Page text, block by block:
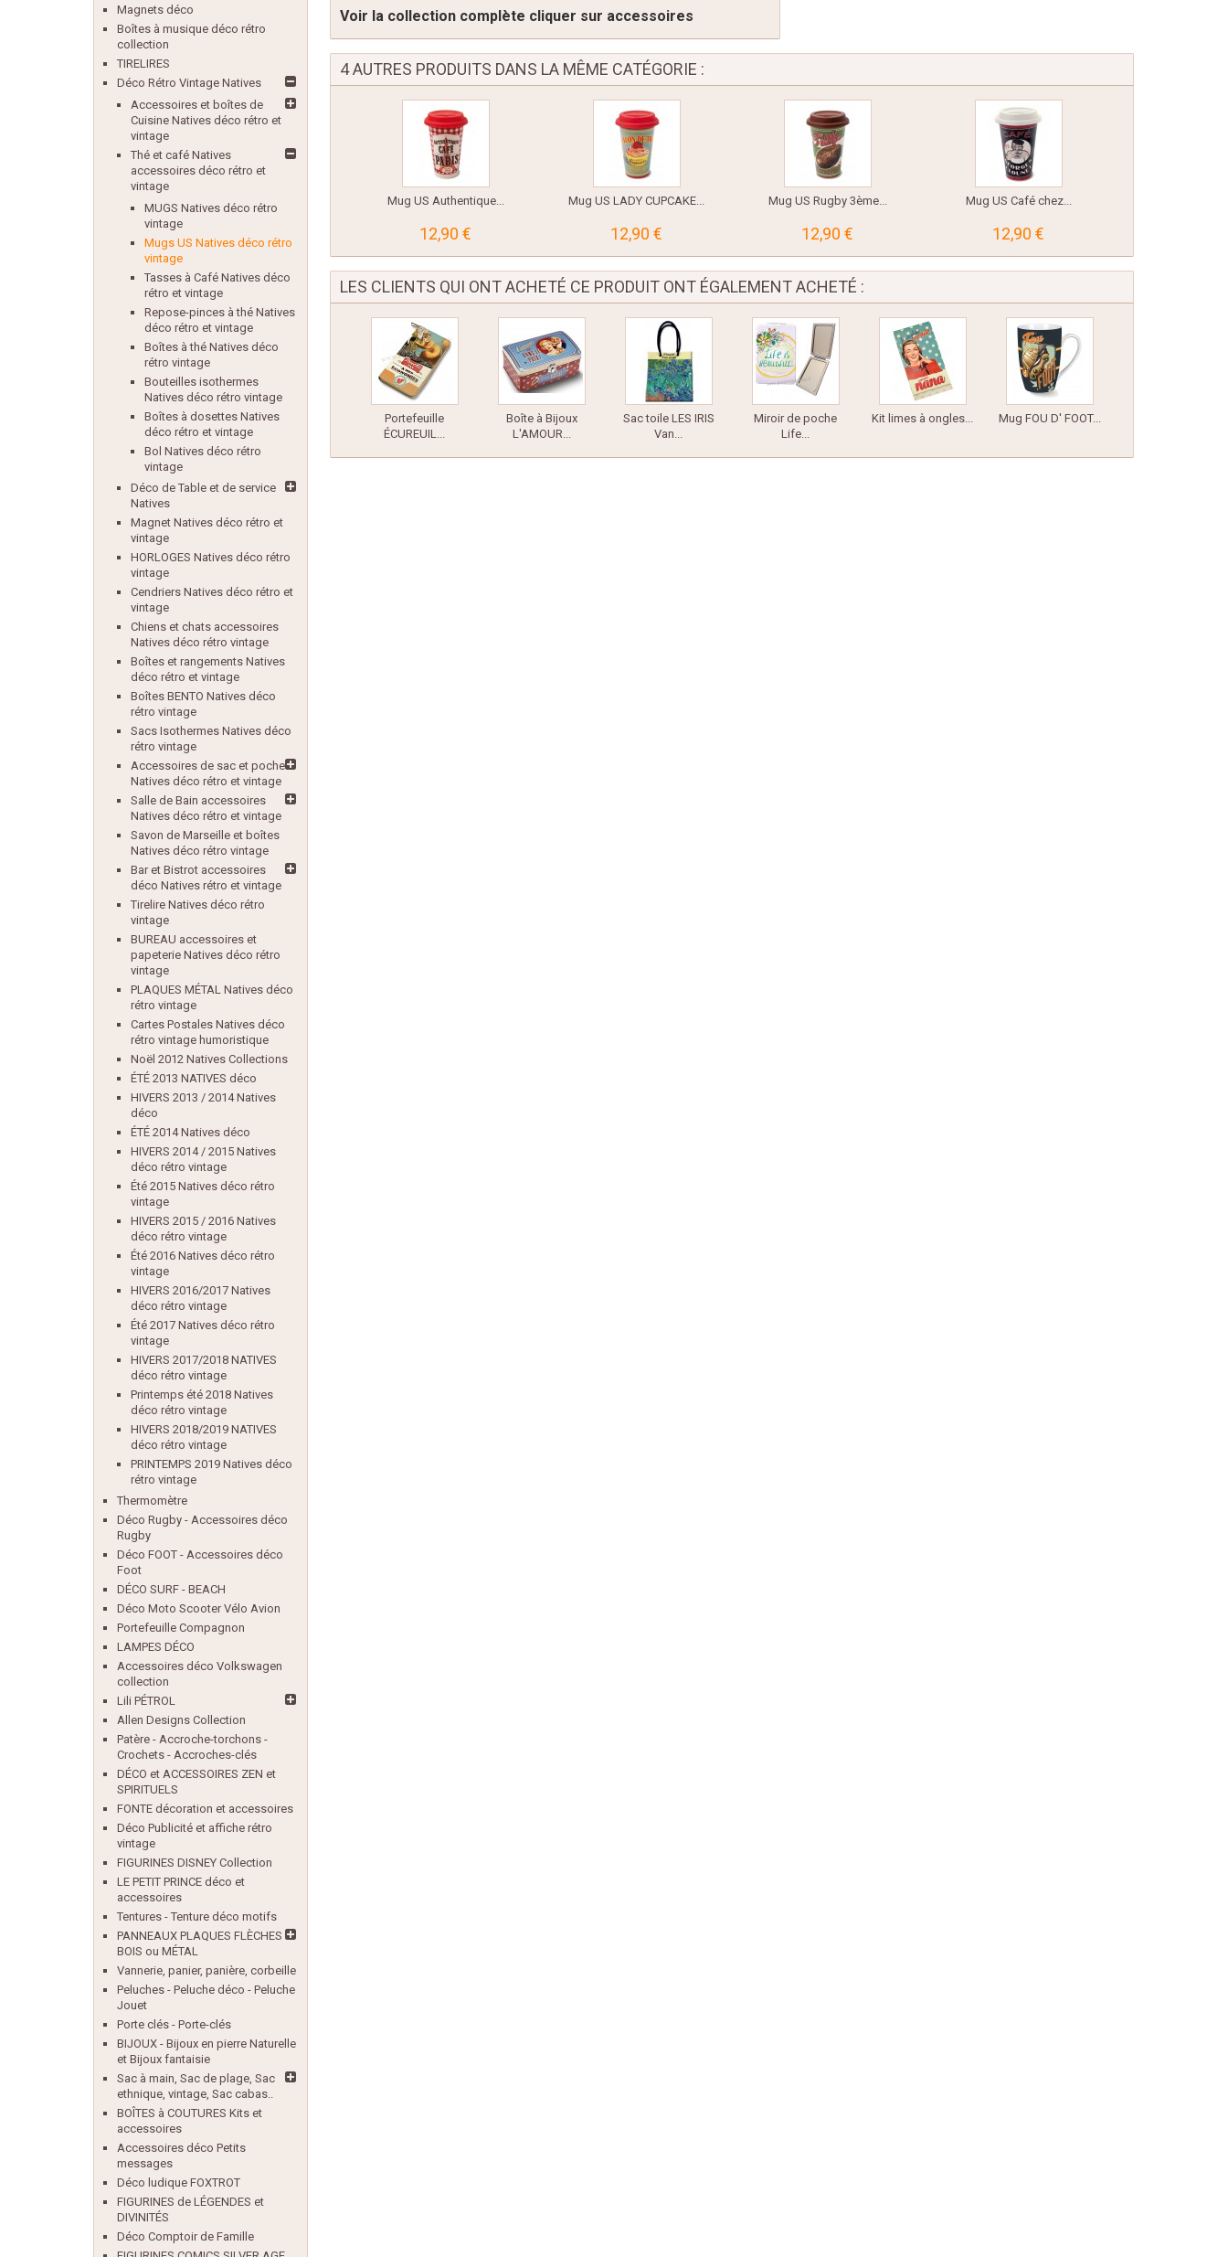
Magnets déco
Boîtes à musique déco rétro
collection
TIRELIRES
Déco Rétro Vintage Natives
Accessoires et boîtes de
Cuisine Natives déco rétro et
vintage
Thé et café Natives
accessoires déco rétro et
vintage
MUGS Natives déco rétro
vintage
Mugs US Natives déco rétro
vintage
Tasses à Café Natives déco
rétro et vintage
Repose-pinces à thé Natives
déco rétro et vintage
Boîtes à thé Natives déco
rétro vintage
Bouteilles isothermes
Natives déco rétro vintage
Boîtes à dosettes Natives
déco rétro et vintage
Bol Natives déco rétro
vintage
Déco de Table et de service
Natives
Magnet Natives déco rétro et
vintage
HORLOGES Natives déco rétro
vintage
Cendriers Natives déco rétro et
vintage
Chiens et chats accessoires
Natives déco rétro vintage
Boîtes et rangements Natives
déco rétro et vintage
Boîtes BENTO Natives déco
rétro vintage
Sacs Isothermes Natives déco
rétro vintage
Accessoires de sac et poche
Natives déco rétro et vintage
Salle de Bain accessoires
Natives déco rétro et vintage
Savon de Marseille et boîtes
Natives déco rétro vintage
Bar et Bistrot accessoires
déco Natives rétro et vintage
Tirelire Natives déco rétro
vintage
BUREAU accessoires et
papeterie Natives déco rétro
vintage
PLAQUES MÉTAL Natives déco
rétro vintage
Cartes Postales Natives déco
rétro vintage humoristique
Noël 2012 Natives Collections
ÉTÉ 2013 NATIVES déco
HIVERS 2013 / 2014 Natives
déco
ÉTÉ 2014 Natives déco
HIVERS 2014 / 2015 Natives
déco rétro vintage
Été 2015 Natives déco rétro
vintage
HIVERS 2015 / 2016 Natives
déco rétro vintage
Été 2016 Natives déco rétro
vintage
HIVERS 2016/2017 Natives
déco rétro vintage
Été 2017 Natives déco rétro
vintage
HIVERS 2017/2018 NATIVES
déco rétro vintage
Printemps été 2018 Natives
déco rétro vintage
HIVERS 2018/2019 NATIVES
déco rétro vintage
PRINTEMPS 2019 Natives déco
rétro vintage
Thermomètre
Déco Rugby - Accessoires déco
Rugby
Déco FOOT - Accessoires déco
Foot
DÉCO SURF - BEACH
Déco Moto Scooter Vélo Avion
Portefeuille Compagnon
LAMPES DÉCO
Accessoires déco Volkswagen
collection
Lili PÉTROL
Allen Designs Collection
Patère - Accroche-torchons -
Crochets - Accroches-clés
DÉCO et ACCESSOIRES ZEN et
SPIRITUELS
FONTE décoration et accessoires
Déco Publicité et affiche rétro
vintage
FIGURINES DISNEY Collection
LE PETIT PRINCE déco et
accessoires
Tentures - Tenture déco motifs
PANNEAUX PLAQUES FLÈCHES
BOIS ou MÉTAL
Vannerie, panier, panière, corbeille
Peluches - Peluche déco - Peluche
Jouet
Porte clés - Porte-clés
BIJOUX - Bijoux en pierre Naturelle
et Bijoux fantaisie
Sac à main, Sac de plage, Sac
ethnique, vintage, Sac cabas..
BOÎTES à COUTURES Kits et
accessoires
Accessoires déco Petits
messages
Déco ludique FOXTROT
FIGURINES de LÉGENDES et
DIVINITÉS
Déco Comptoir de Famille
Voir la collection complète cliquer sur accessoires
4 AUTRES PRODUITS DANS LA MÊME CATÉGORIE :
Mug US Authentique...
12,90 €
Mug US LADY CUPCAKE...
12,90 €
Mug US Rugby 3ème...
12,90 €
Mug US Café chez...
12,90 €
LES CLIENTS QUI ONT ACHETÉ CE PRODUIT ONT ÉGALEMENT ACHETÉ :
Portefeuille
ÉCUREUIL...
Boîte à Bijoux
L'AMOUR...
Sac toile LES IRIS
Van...
Miroir de poche
Life...
Kit limes à ongles... Mug FOU D' FOOT...